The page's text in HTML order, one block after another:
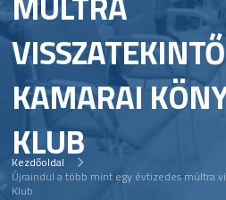
VISSZATEKINTŐ
KAMARAI
KLUB
Kezdőoldal
Újraindul a több mint egy évtizedes múltra
Klub